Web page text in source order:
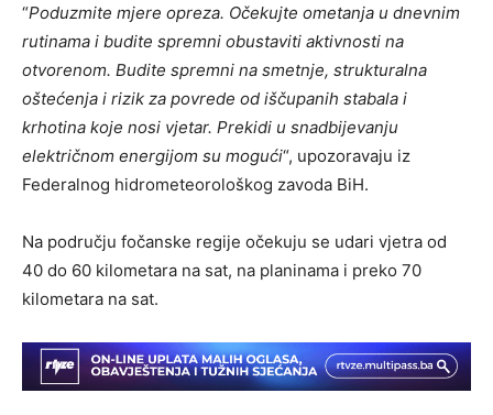
“Poduzmite mjere opreza. Očekujte ometanja u dnevnim
rutinama i budite spremni obustaviti aktivnosti na
otvorenom. Budite spremni na smetnje, strukturalna
oštećenja i rizik za povrede od iščupanih stabala i
krhotina koje nosi vjetar. Prekidi u snadbijevanju
električnom energijom su mogući“, upozoravaju iz
Federalnog hidrometeorološkog zavoda BiH.
Na području fočanske regije očekuju se udari vjetra od
40 do 60 kilometara na sat, na planinama i preko 70
kilometara na sat.